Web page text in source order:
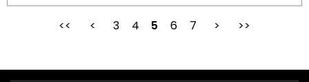
最初 前
3 4 5 6 7